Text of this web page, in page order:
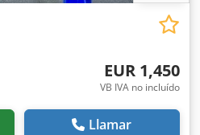
EUR 1,450
VB IVA no incluído
Llamar